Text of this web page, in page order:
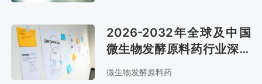
2026-2032年全球及中国
微生物发酵原料药行业深度
调查与投资战略报告
微生物发酵原料药